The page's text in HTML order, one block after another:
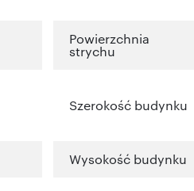
Powierzchnia
strychu
Szerokość budynku
Wysokość budynku